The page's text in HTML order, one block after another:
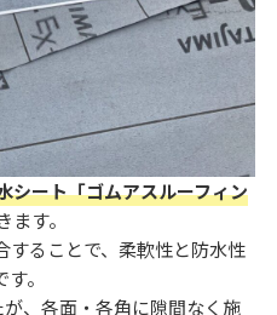
シート「ゴムアスルーフィン
す。
することで、柔軟性と防水性
。
、各面・各角に隙間なく施